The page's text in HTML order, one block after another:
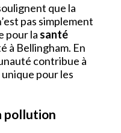
que la
pas simplement
pour la santé
à Bellingham. En
contribue à
pour les
pollution